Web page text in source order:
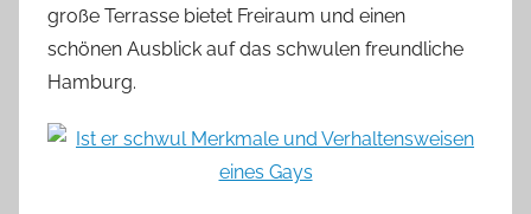
große Terrasse bietet Freiraum und einen
schönen Ausblick auf das schwulen freundliche
Hamburg.